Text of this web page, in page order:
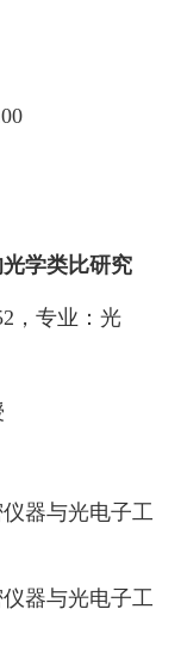
学类比研究
，专业：光
器与光电子工
器与光电子工